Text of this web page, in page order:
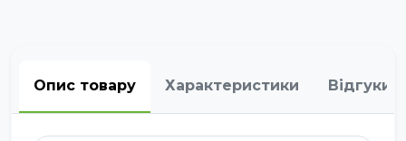
Опис товару Характеристики Відгуки